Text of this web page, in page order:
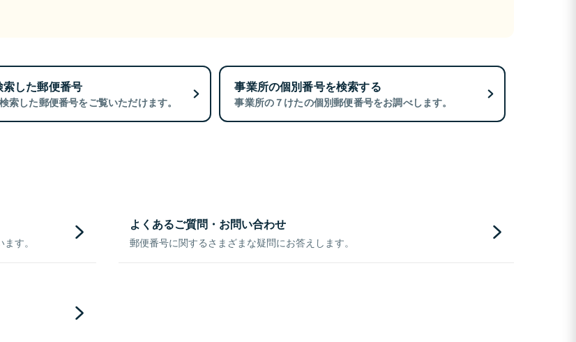
索した郵便番号
索した郵便番号をご覧いただけます。
事業所の個別番号を検索する
事業所の７けたの個別郵便番号をお調べします。
す。
よくあるご質問・お問い合わせ
郵便番号に関するさまざまな疑問にお答えします。